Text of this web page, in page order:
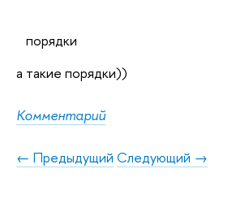
порядки
а такие порядки))
Комментарий
← Предыдущий Следующий →